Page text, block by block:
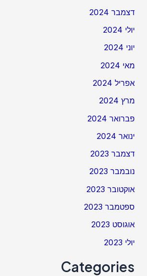
דצמבר 2024
יולי 2024
יוני 2024
מאי 2024
אפריל 2024
מרץ 2024
פברואר 2024
ינואר 2024
דצמבר 2023
נובמבר 2023
אוקטובר 2023
ספטמבר 2023
אוגוסט 2023
יולי 2023
Categories